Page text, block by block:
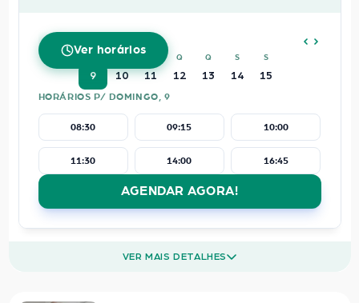
Ver horários
AGOSTO 2026
Q Q S S
9 10 11 12 13 14 15
HORÁRIOS P/ DOMINGO, 9
08:30 09:15 10:00
11:30 14:00 16:45
AGENDAR AGORA!
VER MAIS DETALHES